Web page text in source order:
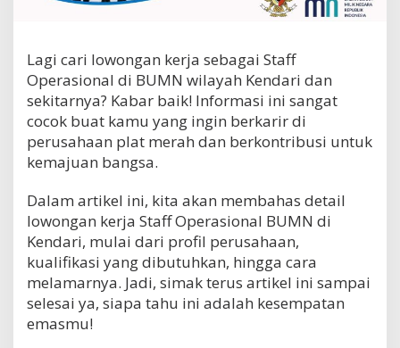
p
e
r
a
s
i
n
l
B
U
M
N
d
i
Lagi cari lowongan kerja sebagai Staff
Operasional di BUMN wilayah Kendari dan
sekitarnya? Kabar baik! Informasi ini sangat
cocok buat kamu yang ingin berkarir di
perusahaan plat merah dan berkontribusi untuk
kemajuan bangsa.
Dalam artikel ini, kita akan membahas detail
lowongan kerja Staff Operasional BUMN di
Kendari, mulai dari profil perusahaan,
kualifikasi yang dibutuhkan, hingga cara
melamarnya. Jadi, simak terus artikel ini sampai
selesai ya, siapa tahu ini adalah kesempatan
emasmu!